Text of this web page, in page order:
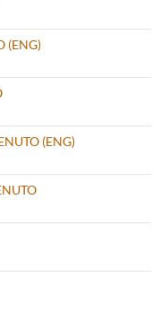
(ENG)
(ENG)